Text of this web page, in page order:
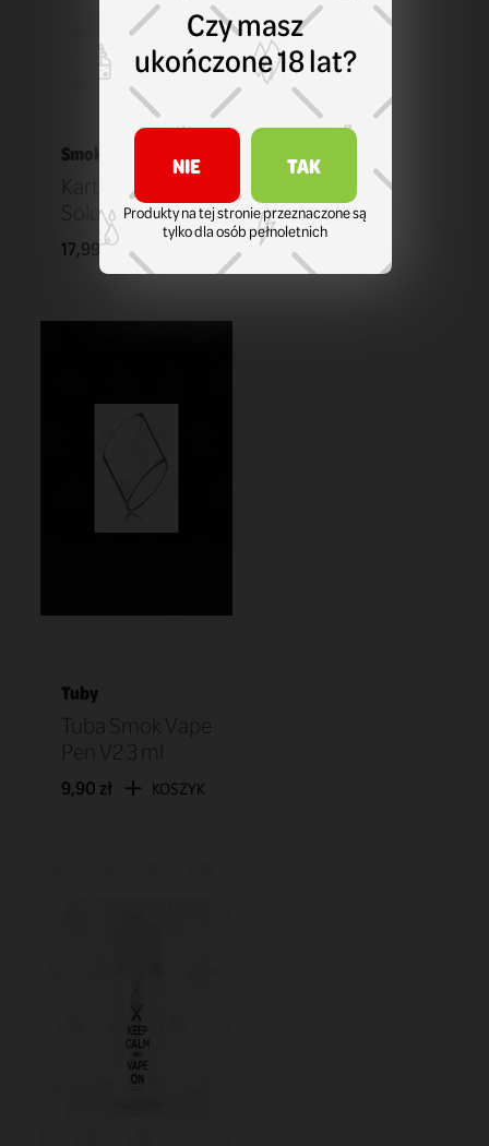
Smok
Kartridż Smok
Solus 0,9 ohm
17,99 zł
Tuby
Tuba Smok Vape
Pen V2 3 ml
9,90 zł KOSZYK
Czy masz
ukończone 18 lat?
NIE TAK
Produkty na tej stronie przeznaczone są
tylko dla osób pełnoletnich